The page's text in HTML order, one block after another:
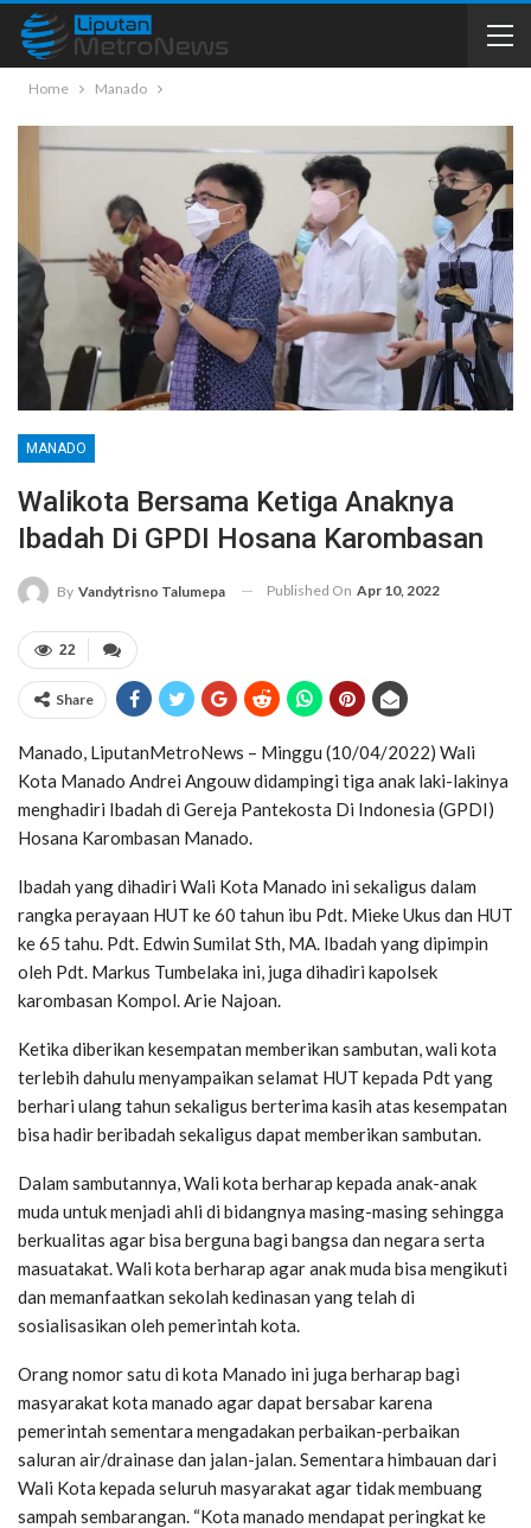
Home Manado
MANADO
Walikota Bersama Ketiga Anaknya
Ibadah Di GPDI Hosana Karombasan
By Vandytrisno Talumepa Published On Apr 10, 2022
22
Share
Manado, LiputanMetroNews – Minggu (10/04/2022) Wali
Kota Manado Andrei Angouw didampingi tiga anak laki-lakinya
menghadiri Ibadah di Gereja Pantekosta Di Indonesia (GPDI)
Hosana Karombasan Manado.
Ibadah yang dihadiri Wali Kota Manado ini sekaligus dalam
rangka perayaan HUT ke 60 tahun ibu Pdt. Mieke Ukus dan HUT
ke 65 tahu. Pdt. Edwin Sumilat Sth, MA. Ibadah yang dipimpin
oleh Pdt. Markus Tumbelaka ini, juga dihadiri kapolsek
karombasan Kompol. Arie Najoan.
Ketika diberikan kesempatan memberikan sambutan, wali kota
terlebih dahulu menyampaikan selamat HUT kepada Pdt yang
berhari ulang tahun sekaligus berterima kasih atas kesempatan
bisa hadir beribadah sekaligus dapat memberikan sambutan.
Dalam sambutannya, Wali kota berharap kepada anak-anak
muda untuk menjadi ahli di bidangnya masing-masing sehingga
berkualitas agar bisa berguna bagi bangsa dan negara serta
masuatakat. Wali kota berharap agar anak muda bisa mengikuti
dan memanfaatkan sekolah kedinasan yang telah di
sosialisasikan oleh pemerintah kota.
Orang nomor satu di kota Manado ini juga berharap bagi
masyarakat kota manado agar dapat bersabar karena
pemerintah sementara mengadakan perbaikan-perbaikan
saluran air/drainase dan jalan-jalan. Sementara himbauan dari
Wali Kota kepada seluruh masyarakat agar tidak membuang
sampah sembarangan. “Kota manado mendapat peringkat ke